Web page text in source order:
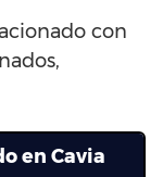
con
en Cavia